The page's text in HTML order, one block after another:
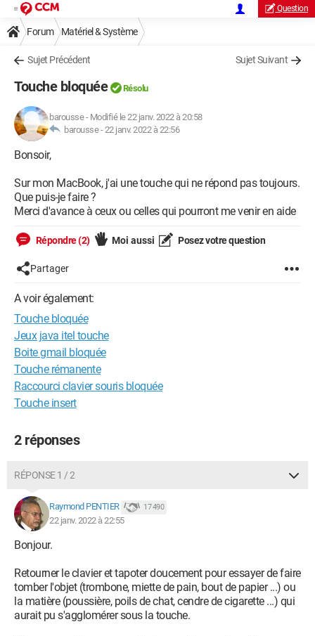
Question
Forum Matériel & Système
Sujet Précédent Sujet Suivant
Touche bloquée Résolu
barousse- Modifié le 22 janv. 2022 à 20:58
barousse -22 janv. 2022 à 22:56
Bonsoir,
Sur mon MacBook, j'ai une touche qui ne répond pas toujours.
Que puis-je faire ?
Merci d'avance à ceux ou celles qui pourront me venir en aide
Répondre (2) Moi aussi Posez votre question
Partager
A voir également:
Touche bloquée
Jeux java itel touche
Boite gmail bloquée
Touche rémanente
Raccourci clavier souris bloquée
Touche insert
2 réponses
RÉPONSE 1 / 2
Raymond PENTIER 17 490
22 janv. 2022 à 22:55
Bonjour.
Retourner le clavier et tapoter doucement pour essayer de faire
tomber l'objet (trombone, miette de pain, bout de papier ...) ou
la matière (poussière, poils de chat, cendre de cigarette ...) qui
aurait pu s'agglomérer sous la touche.